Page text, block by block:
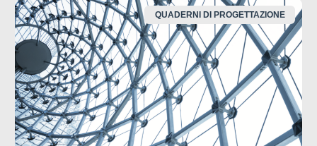
QUADERNI DI PROGETTAZIONE